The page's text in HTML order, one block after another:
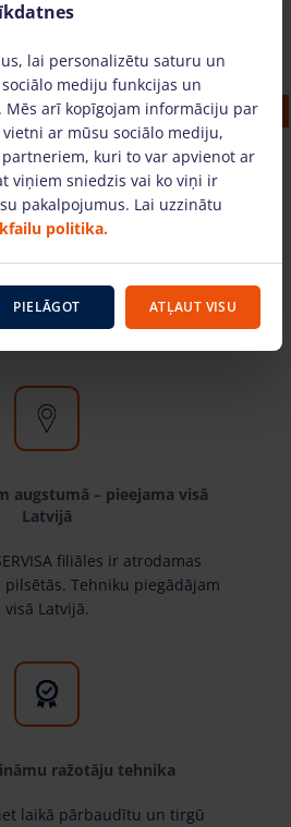
Clima, plotis 1.45 m)
(9.08 €)
GROZAM
mūs?
augstumā – pieejama visā
Latvijā
filiāles ir atrodamas
pilsētās. Tehniku piegādājam
visā Latvijā.
ražotāju tehnika
laikā pārbaudītu un tirgū
lai personalizētu saturu un
mediju funkcijas un
arī kopīgojam informāciju par
ar mūsu sociālo mediju,
kuri to var apvienot ar
viņiem sniedzis vai ko viņi ir
pakalpojumus. Lai uzzinātu
politika.
PIELĀGOT ATĻAUT VISU